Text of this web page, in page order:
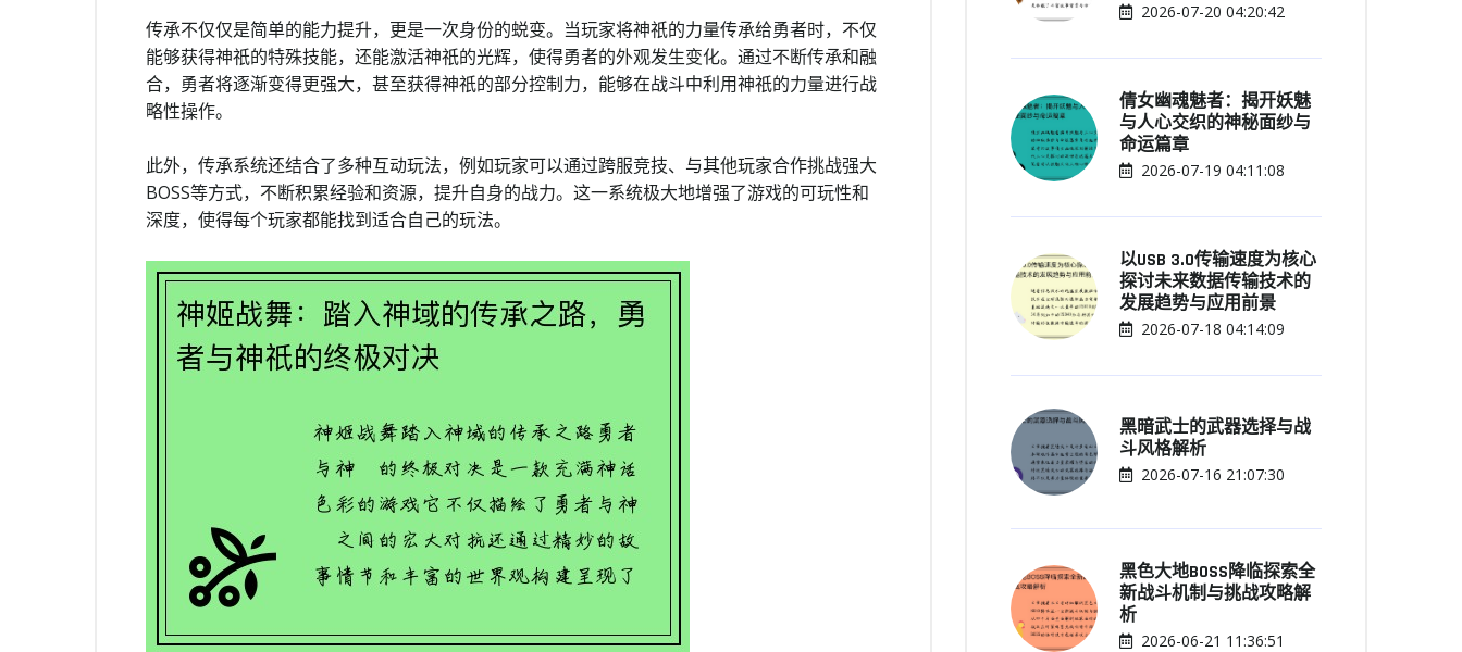
传承不仅仅是简单的能力提升，更是一次身份的蜕变。当玩家将神祇的力量传承给勇者时，不仅
能够获得神祇的特殊技能，还能激活神祇的光辉，使得勇者的外观发生变化。通过不断传承和融
合，勇者将逐渐变得更强大，甚至获得神祇的部分控制力，能够在战斗中利用神祇的力量进行战
略性操作。
此外，传承系统还结合了多种互动玩法，例如玩家可以通过跨服竞技、与其他玩家合作挑战强大
BOSS等方式，不断积累经验和资源，提升自身的战力。这一系统极大地增强了游戏的可玩性和
深度，使得每个玩家都能找到适合自己的玩法。
2026-07-20 04:20:42
倩女幽魂魅者：揭开妖魅
与人心交织的神秘面纱与
命运篇章
2026-07-19 04:11:08
以USB 3.0传输速度为核心
探讨未来数据传输技术的
发展趋势与应用前景
2026-07-18 04:14:09
黑暗武士的武器选择与战
斗风格解析
2026-07-16 21:07:30
黑色大地BOSS降临探索全
新战斗机制与挑战攻略解
析
2026-06-21 11:36:51